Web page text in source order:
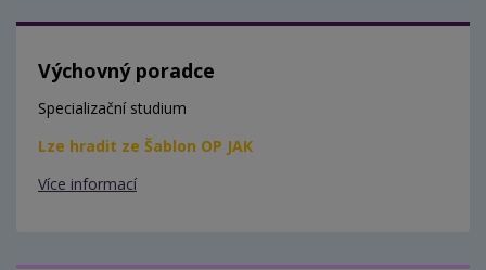
Výchovný poradce
Specializační studium
Lze hradit ze Šablon OP JAK
Více informací